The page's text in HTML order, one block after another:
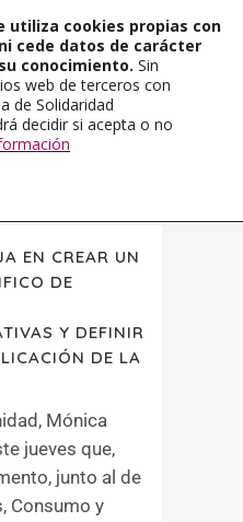
EN CREAR UN
DE
Y DEFINIR
DE LA
Mónica
jueves que,
junto al de
Consumo y
utiliza cookies propias con
cede datos de carácter
conocimiento. Sin
web de terceros con
de Solidaridad
decidir si acepta o no